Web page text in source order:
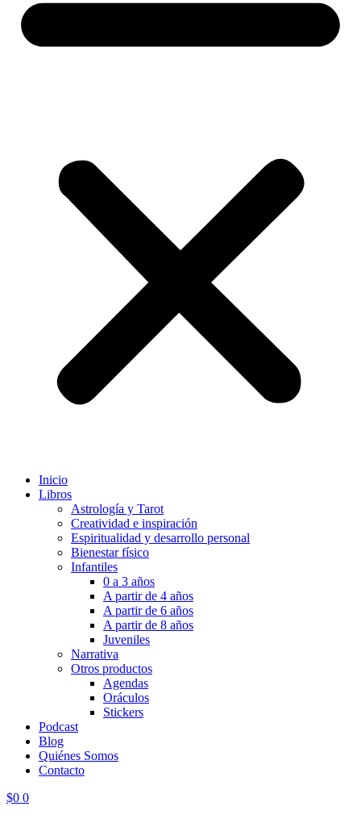
Inicio
Libros
Astrología y Tarot
Creatividad e inspiración
Espiritualidad y desarrollo personal
Bienestar físico
Infantiles
0 a 3 años
A partir de 4 años
A partir de 6 años
A partir de 8 años
Juveniles
Narrativa
Otros productos
Agendas
Oráculos
Stickers
Podcast
Blog
Quiénes Somos
Contacto
$0 0